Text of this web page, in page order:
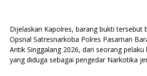
Dijelaskan Kapolres, barang bukti tersebut
Opsnal Satresnarkoba Polres Pasaman
Antik Singgalang 2026, dari seorang pelaku
yang diduga sebagai pengedar Narkotika